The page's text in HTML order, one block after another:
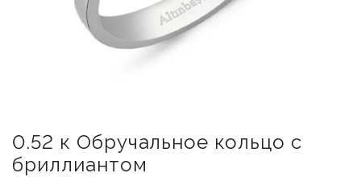
0.52 к Обручальное кольцо с
бриллиантом